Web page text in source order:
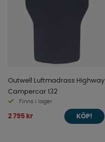
Outwell Luftmadrass Highway
Campercar 132
Finns i lager
2 795 kr KÖP!